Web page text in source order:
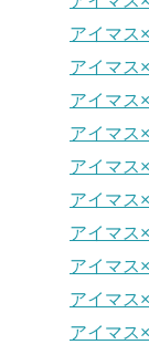
アイマス
アイマス
アイマス
アイマス
アイマス
アイマス
アイマス
アイマス
アイマス
アイマス